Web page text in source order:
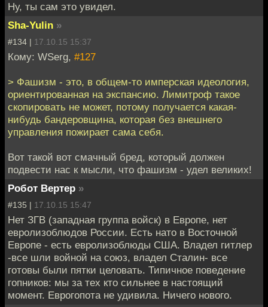
Ну, ты сам это увидел.
Sha-Yulin »
#134 | 17.10.15 15:37
Кому: WSerg, #127
> Фашизм - это, в общем-то имперская идеология,
ориентированная на экспансию. Лимитроф такое
скопировать не может, потому получается какая-
нибудь бандеровщина, которая без внешнего
управления пожирает сама себя.
Вот такой вот смачный бред, который должен
подвести нас к мысли, что фашизм - удел великих!
Робот Вертер »
#135 | 17.10.15 15:47
Нет ЗГВ (западная группа войск) в Европе, нет
евролизоблюдов России. Есть нато в Восточной
Европе - есть евролизоблюды США. Владел гитлер
-все шли войной на союз, владел Сталин- все
готовы были пятки целовать. Типичное поведение
гопников: мы за тех кто сильнее в настоящий
момент. Еврогопота не удивила. Ничего нового.